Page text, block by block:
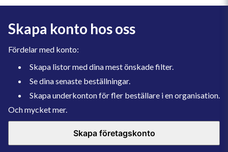
Skapa konto hos oss
Fördelar med konto:
Skapa listor med dina mest önskade filter.
Se dina senaste beställningar.
Skapa underkonton för fler beställare i en organisation.
Och mycket mer.
Skapa företagskonto